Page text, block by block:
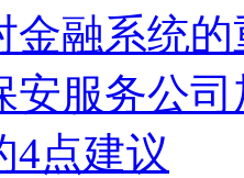
金融系统
安服务公
4点建议